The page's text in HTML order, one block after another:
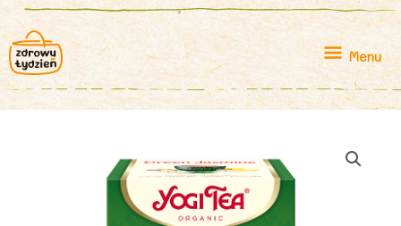
Menu
Menu